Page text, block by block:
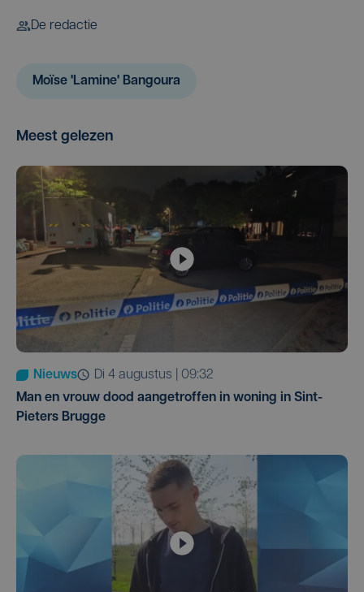
De redactie
Moïse 'Lamine' Bangoura
Meest gelezen
Nieuws
di 4 augustus | 09:32
Man en vrouw dood aangetroffen in woning in Sint-
Pieters Brugge